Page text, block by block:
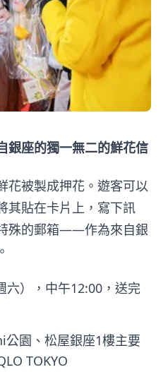
座的獨一無二的鮮花信
花被製成押花。遊客可以
其貼在卡片上，寫下訊
殊的郵箱——作為來自銀
六），中午12:00，送完
園、松屋銀座1樓主要
TOKYO